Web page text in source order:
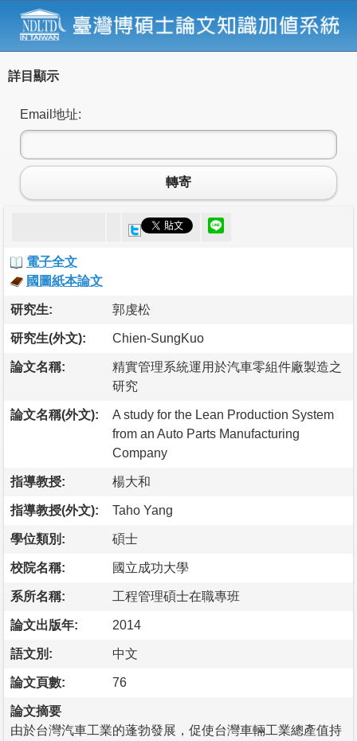
詳目顯示
Email地址:
轉寄
電子全文
國圖紙本論文
研究生: 郭虔松
研究生(外文): Chien-SungKuo
論文名稱:
精實管理系統運用於汽車零組件廠製造之
研究
論文名稱(外文):
A study for the Lean Production System
from an Auto Parts Manufacturing
Company
指導教授: 楊大和
指導教授(外文): Taho Yang
學位類別: 碩士
校院名稱: 國立成功大學
系所名稱: 工程管理碩士在職專班
論文出版年: 2014
語文別: 中文
論文頁數: 76
論文摘要
由於台灣汽車工業的蓬勃發展，促使台灣車輛工業總產值持